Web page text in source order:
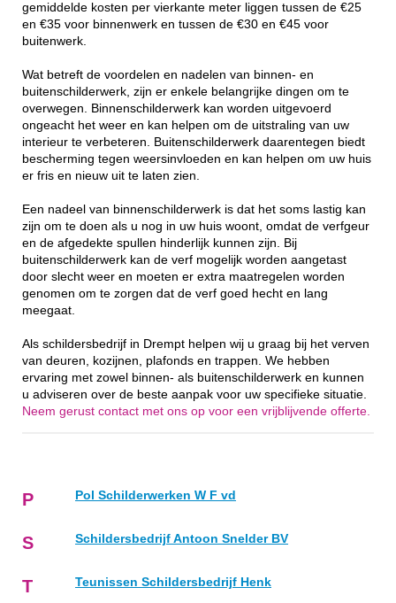
gemiddelde kosten per vierkante meter liggen tussen de €25
en €35 voor binnenwerk en tussen de €30 en €45 voor
buitenwerk.
Wat betreft de voordelen en nadelen van binnen- en
buitenschilderwerk, zijn er enkele belangrijke dingen om te
overwegen. Binnenschilderwerk kan worden uitgevoerd
ongeacht het weer en kan helpen om de uitstraling van uw
interieur te verbeteren. Buitenschilderwerk daarentegen biedt
bescherming tegen weersinvloeden en kan helpen om uw huis
er fris en nieuw uit te laten zien.
Een nadeel van binnenschilderwerk is dat het soms lastig kan
zijn om te doen als u nog in uw huis woont, omdat de verfgeur
en de afgedekte spullen hinderlijk kunnen zijn. Bij
buitenschilderwerk kan de verf mogelijk worden aangetast
door slecht weer en moeten er extra maatregelen worden
genomen om te zorgen dat de verf goed hecht en lang
meegaat.
Als schildersbedrijf in Drempt helpen wij u graag bij het verven
van deuren, kozijnen, plafonds en trappen. We hebben
ervaring met zowel binnen- als buitenschilderwerk en kunnen
u adviseren over de beste aanpak voor uw specifieke situatie.
Neem gerust contact met ons op voor een vrijblijvende offerte.
P Pol Schilderwerken W F vd
S Schildersbedrijf Antoon Snelder BV
T Teunissen Schildersbedrijf Henk